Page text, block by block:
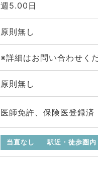
週5.00日
原則無し
※詳細はお問い合わせく
原則無し
医師免許、保険医登録済
当直なし 駅近・徒歩圏内